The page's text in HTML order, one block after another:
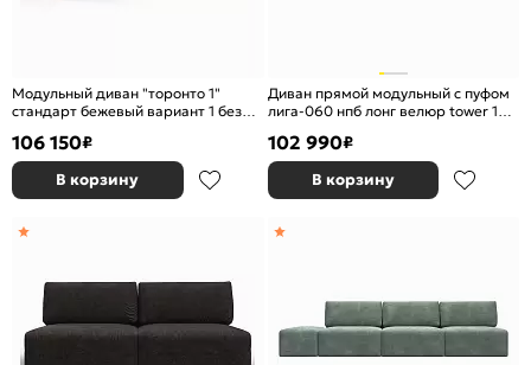
Модульный диван "торонто 1"
стандарт бежевый вариант 1 без
106 150₽
В корзину
Диван прямой модульный с пуфом
лига-060 нпб лонг велюр tower 10
102 990₽
В корзину